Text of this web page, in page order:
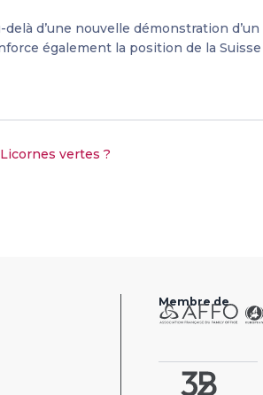
delà d’une nouvelle démonstration
également la position de la
vertes ?
Membre de